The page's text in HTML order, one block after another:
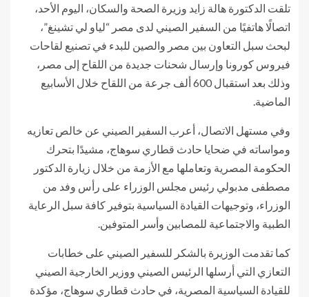
تلقت الدكتورة هالة زايد وزيرة الصحة والسكان، اليوم الأحد،
اتصالًا هاتفيًا من السفير الصيني لدى مصر “لياو لي تشينغ”،
لبحث سبل التعاون بين مصر والصين للبدء في تصنيع لقاحات
فيروس كورونا وإرسال شحنات جديدة من اللقاح إلى مصر،
وذلك بعد استقبال 600 ألف جرعة من اللقاح خلال الأسابيع
الماضية.
وفي مستهل الاتصال، أعرب السفير الصيني عن خالص تعازيه
ومواساته في ضحايا حادث قطاري سوهاج، مشيدًا بتحرك
الحكومة المصرية وتعاملها مع الأزمة من خلال زيارة الدكتور
مصطفى مدبولي رئيس مجلس الوزراء على رأس وفد من
الوزراء، وتوجيهات القيادة السياسية بتوفير كافة سبل الرعاية
الطبية والاجتماعية للمصابين وأسر المتوفين.
كما تقدمت الوزيرة بالشكر للسفير الصيني على خطابات
التعازي التي أرسلها الرئيس الصيني ووزير الخارجية الصيني
للقيادة السياسية المصرية، في حادث قطاري سوهاج، مؤكدة